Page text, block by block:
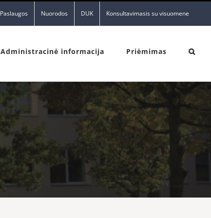
Paslaugos Nuorodos DUK Konsultavimasis su visuomene
Administracinė informacija Priėmimas